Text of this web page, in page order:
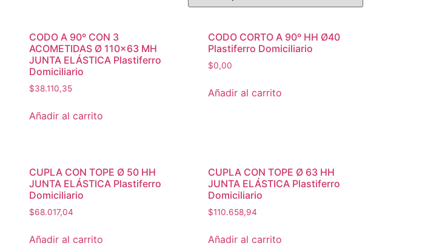
CODO A 90º CON 3
ACOMETIDAS Ø 110×63 MH
JUNTA ELÁSTICA Plastiferro
Domiciliario
$38.110,35
Añadir al carrito
CODO CORTO A 90º HH Ø40
Plastiferro Domiciliario
$0,00
Añadir al carrito
CUPLA CON TOPE Ø 50 HH
JUNTA ELÁSTICA Plastiferro
Domiciliario
$68.017,04
Añadir al carrito
CUPLA CON TOPE Ø 63 HH
JUNTA ELÁSTICA Plastiferro
Domiciliario
$110.658,94
Añadir al carrito